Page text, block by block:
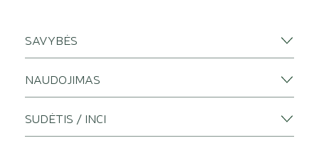
SAVYBĖS
NAUDOJIMAS
SUDĖTIS / INCI